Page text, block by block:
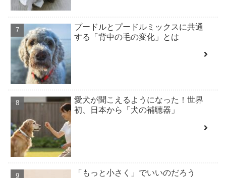
プードルとプードルミックスに共通
する「背中の毛の変化」とは
愛犬が聞こえるようになった！世界
初、日本から「犬の補聴器」
「もっと小さく」でいいのだろう